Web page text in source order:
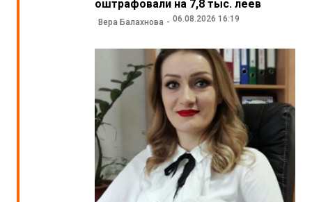
оштрафовали на 7,8 тыс. леев
Вера Балахнова 06.08.2026 16:19